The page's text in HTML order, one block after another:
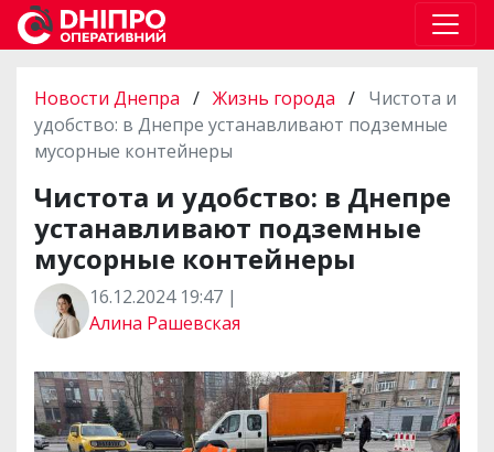
Новости Днепра / Жизнь города / Чистота и
удобство: в Днепре устанавливают подземные
мусорные контейнеры
Чистота и удобство: в Днепре
устанавливают подземные
мусорные контейнеры
16.12.2024 19:47 |
Алина Рашевская